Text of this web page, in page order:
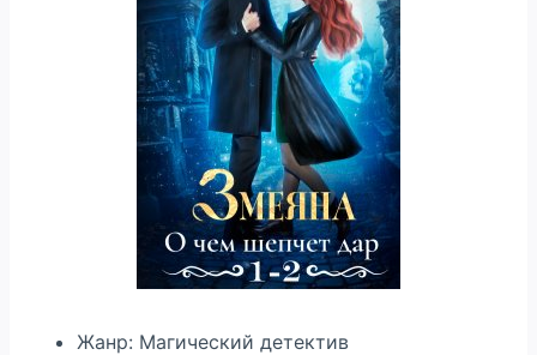
Жанр: Магический детектив